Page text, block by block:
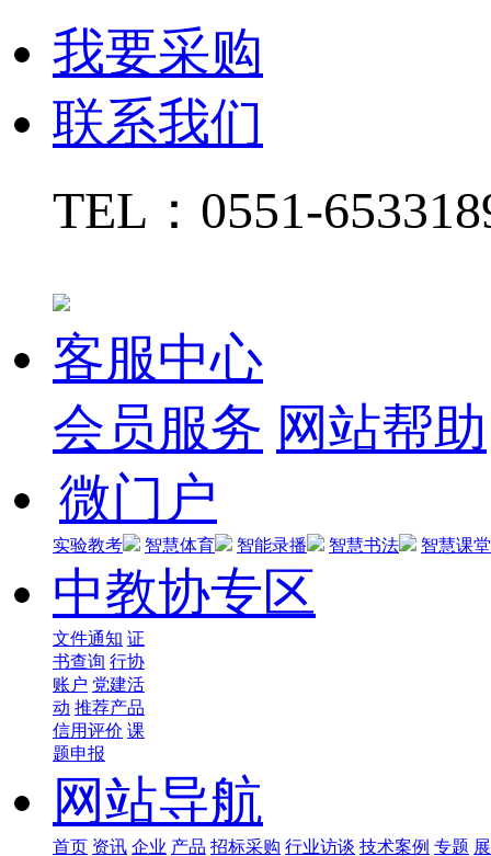
我要采购
联系我们
TEL： 0551-
客服中心
会员服务 网站帮助
微门户
实验教考 智慧体育 智能录播 智慧书法 智慧课堂
中教协专区
文件通知 证
书查询 行协
账户 党建活
动 推荐产品
信用评价 课
题申报
网站导航
首页 资讯 企业 产品 招标采购 行业访谈 技术案例 专题